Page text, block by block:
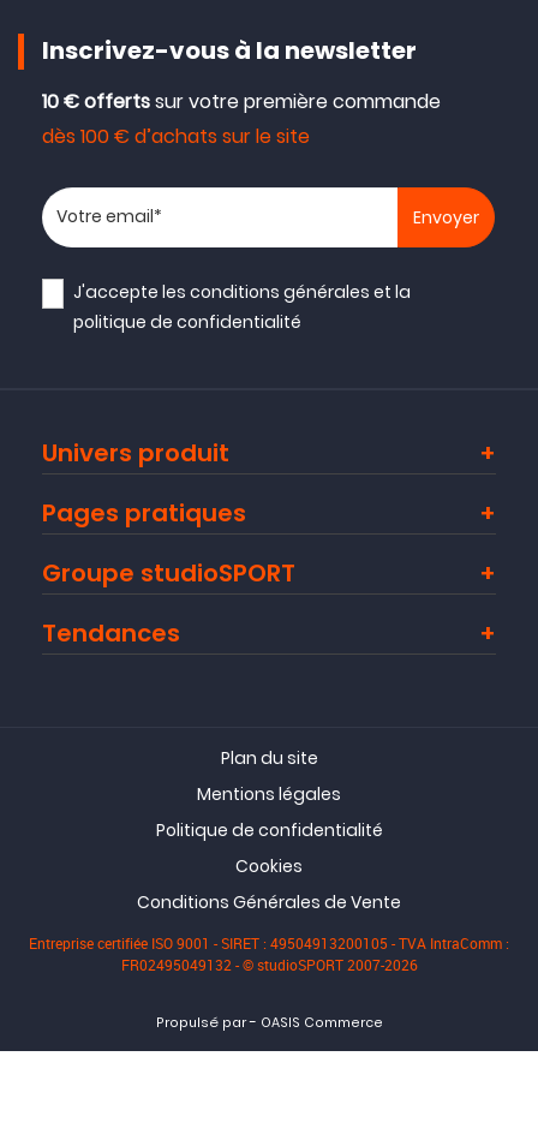
Inscrivez-vous à la newsletter
10 € offertssur votre première commande
dès 100 € d’achats sur le site
Votre adresse email
J'accepte lesconditions générales et la
politique de confidentialité
Univers produit
Pages pratiques
Groupe studioSPORT
Tendances
Plan du site
Mentions légales
Politique de confidentialité
Cookies
Conditions Générales de Vente
Entreprise certifiée ISO 9001 - SIRET : 49504913200105 - TVA IntraComm :
FR02495049132 - © studioSPORT 2007-2026
Propulsé par- OASIS Commerce